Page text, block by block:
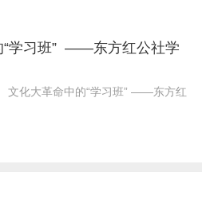
“学习班” ——东方红公社学
文化大革命中的“学习班” ——东方红